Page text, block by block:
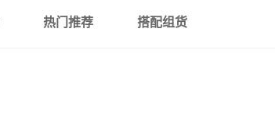
热门推荐 搭配组货